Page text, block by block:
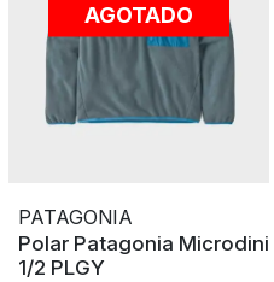
AGOTADO
PATAGONIA
Polar Patagonia Microdini
1/2 PLGY